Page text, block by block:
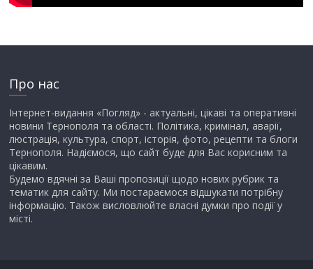
Про нас
Інтернет-видання «Погляд» - актуальні, цікаві та оперативні
новини Тернополя та області. Політика, кримінал, аварії,
люстрація, культура, спорт, історія, фото, рецепти та блоги
Тернополя. Надіємося, що сайт буде для Вас корисним та
цікавим.
Будемо вдячні за Ваші пропозиції щодо нових рубрик та
тематик для сайту. Ми постараємося відшукати потрібну
інформацію. Також висловлюйте власні думки про події у
місті.